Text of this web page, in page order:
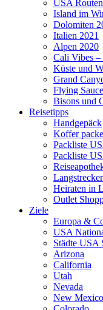
USA
Island im
Dolomiten
Italien 2021
Alpen 2020
Cali Vibes
Küste und
Grand
Flying
Bisons und
Reisetipps
Handgepäck
Koffer
Packliste
Packliste
Heiraten in
Outlet
Ziele
Europa &
USA
Städte USA
Arizona
California
Utah
Nevada
New Mexico